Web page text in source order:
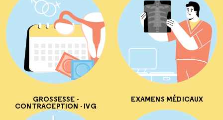
GROSSESSE -
CONTRACEPTION - IVG
EXAMENS MÉDICAUX